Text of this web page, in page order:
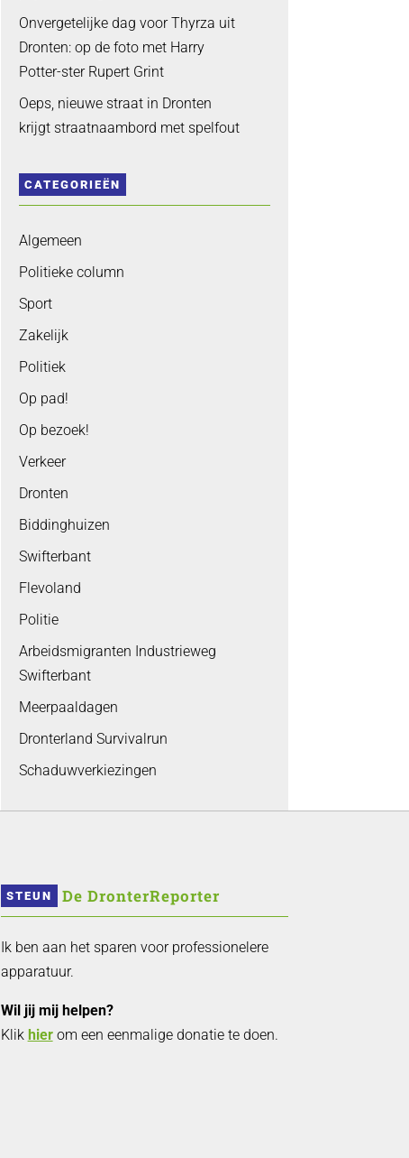
Onvergetelijke dag voor Thyrza uit
Dronten: op de foto met Harry
Potter-ster Rupert Grint
Oeps, nieuwe straat in Dronten
krijgt straatnaambord met spelfout
CATEGORIEËN
Algemeen
Politieke column
Sport
Zakelijk
Politiek
Op pad!
Op bezoek!
Verkeer
Dronten
Biddinghuizen
Swifterbant
Flevoland
Politie
Arbeidsmigranten Industrieweg
Swifterbant
Meerpaaldagen
Dronterland Survivalrun
Schaduwverkiezingen
STEUN De DronterReporter
Ik ben aan het sparen voor professionelere
apparatuur.
Wil jij mij helpen?
Klik hierom een eenmalige donatie te doen.